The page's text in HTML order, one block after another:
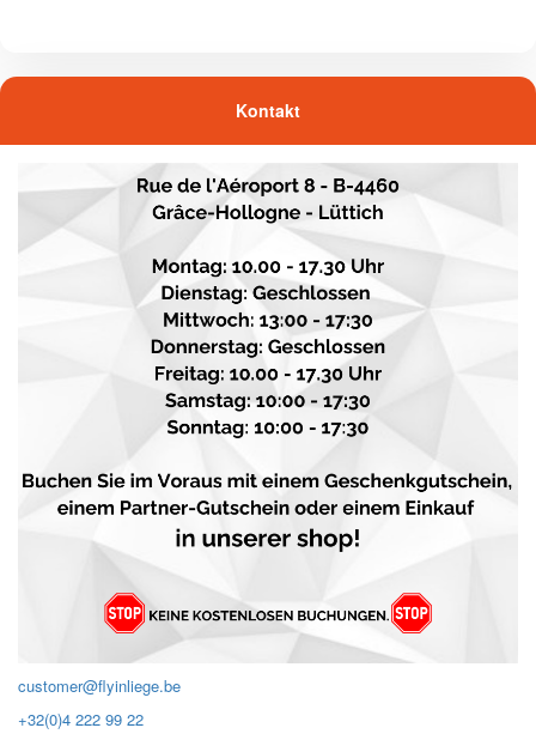
Kontakt
customer@flyinliege.be
+32(0)4 222 99 22